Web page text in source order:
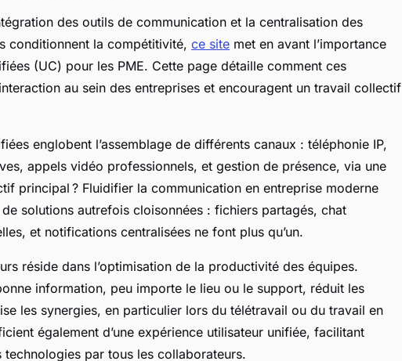
des outils de communication et la centralisation des
conditionnent la compétitivité, ce site met en avant l’importance
(UC) pour les PME. Cette page détaille comment ces
au sein des entreprises et encouragent un travail collectif
englobent l’assemblage de différents canaux : téléphonie IP,
appels vidéo professionnels, et gestion de présence, via une
principal ? Fluidifier la communication en entreprise moderne
solutions autrefois cloisonnées : fichiers partagés, chat
et notifications centralisées ne font plus qu’un.
réside dans l’optimisation de la productivité des équipes.
information, peu importe le lieu ou le support, réduit les
les synergies, en particulier lors du télétravail ou du travail en
également d’une expérience utilisateur unifiée, facilitant
technologies par tous les collaborateurs.